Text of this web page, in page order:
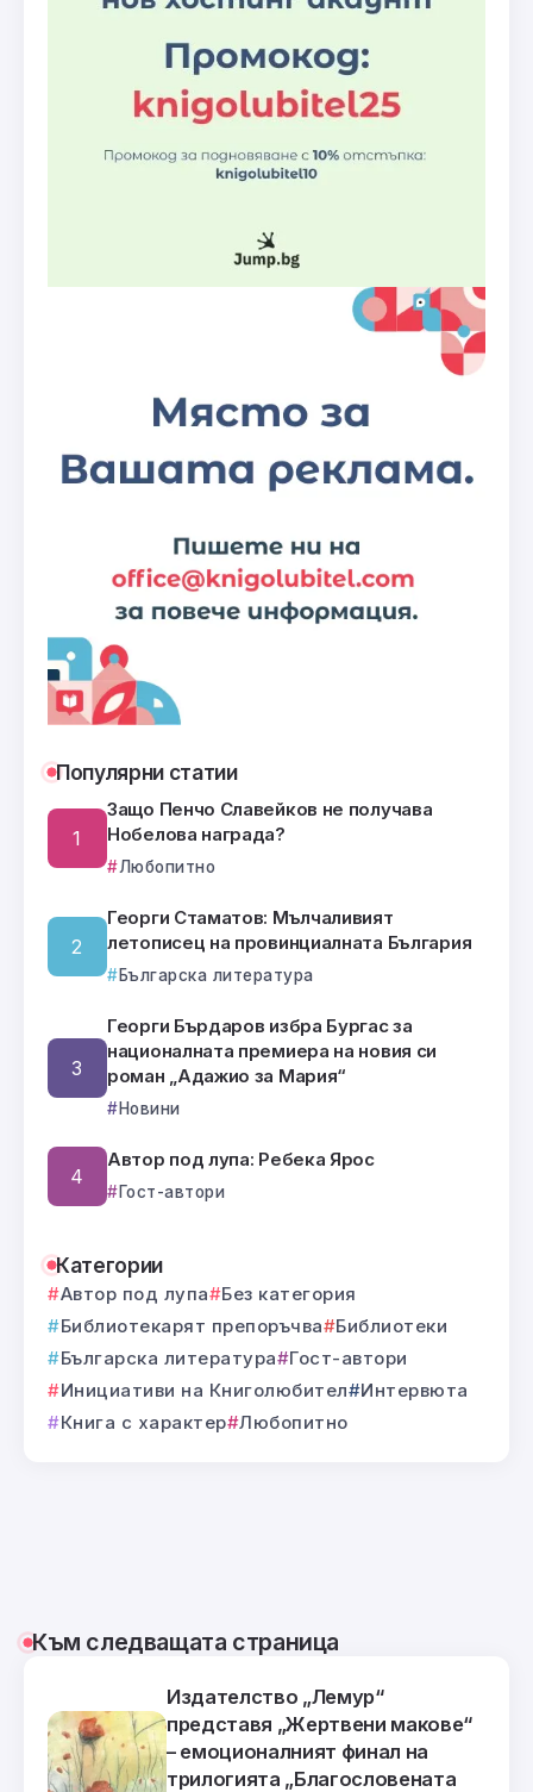
Популярни статии
Защо Пенчо Славейков не получава
Нобелова награда?
Любопитно
Георги Стаматов: Мълчаливият
летописец на провинциалната България
Българска литература
Георги Бърдаров избра Бургас за
националната премиера на новия си
роман „Адажио за Мария“
Новини
Автор под лупа: Ребека Ярос
Гост-автори
Категории
Автор под лупа
Без категория
Библиотекарят препоръчва
Библиотеки
Българска литература
Гост-автори
Инициативи на Книголюбител
Интервюта
Книга с характер Любопитно
Към следващата страница
Издателство „Лемур“
представя „Жертвени макове“
– емоционалният финал на
трилогията „Благословената